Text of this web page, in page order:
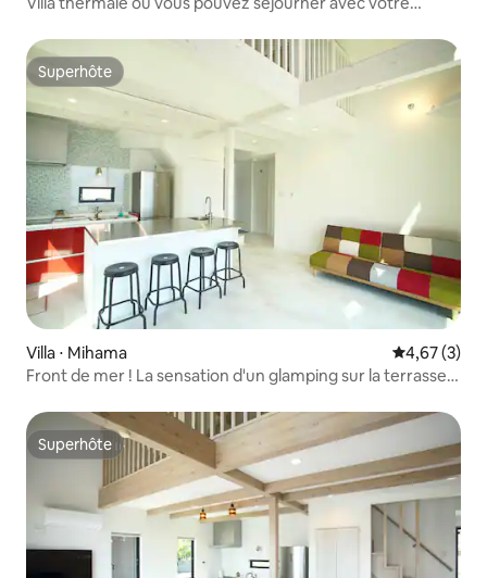
compagnie ! (C-1)
Superhôte
Superhôte
Villa ⋅ Mihama Évaluation
4,67 (3)
Front de mer ! La sensation d'un glamping sur la terrasse
Superhôte
Superhôte